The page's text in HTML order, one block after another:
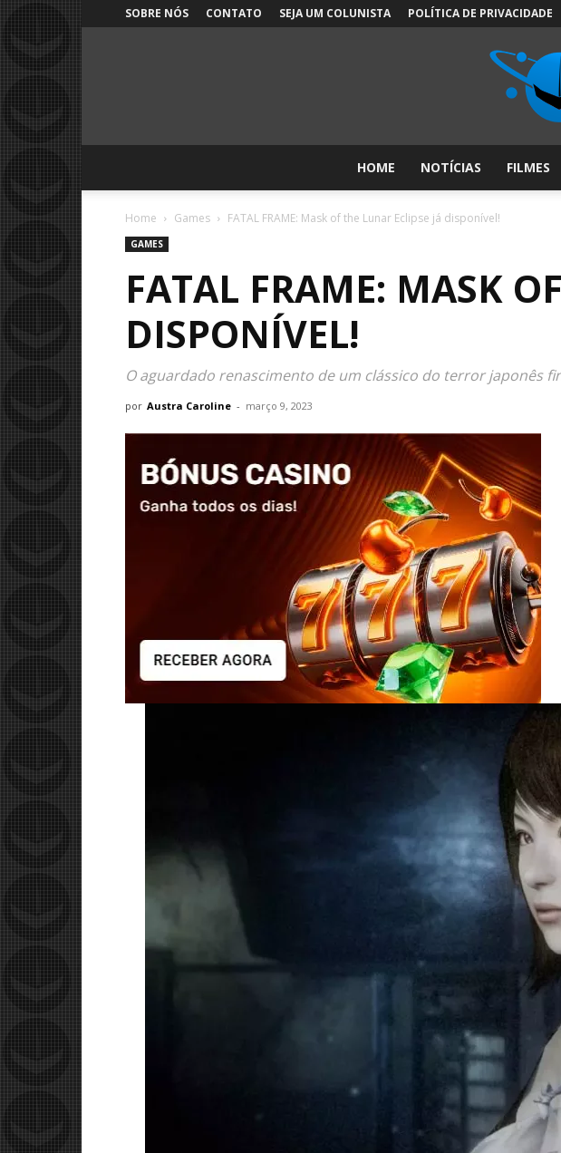
SOBRE NÓS CONTATO SEJA UM COLUNISTA POLÍTICA DE PRIVACIDADE
HOME NOTÍCIAS FILMES
Home Games FATAL FRAME: Mask of the Lunar Eclipse já disponível!
GAMES
FATAL FRAME: MASK
DISPONÍVEL!
O aguardado renascimento de um clássico do terror japonês
por Austra Caroline - março 9, 2023